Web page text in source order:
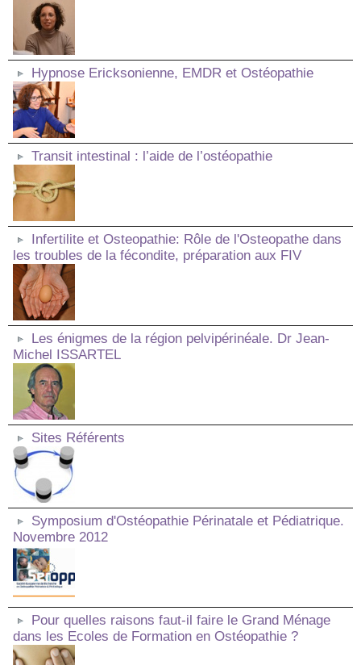
Hypnose Ericksonienne, EMDR et Ostéopathie
Transit intestinal : l’aide de l’ostéopathie
Infertilite et Osteopathie: Rôle de l'Osteopathe dans
les troubles de la fécondite, préparation aux FIV
Les énigmes de la région pelvipérinéale. Dr Jean-
Michel ISSARTEL
Sites Référents
Symposium d'Ostéopathie Périnatale et Pédiatrique.
Novembre 2012
Pour quelles raisons faut-il faire le Grand Ménage
dans les Ecoles de Formation en Ostéopathie ?